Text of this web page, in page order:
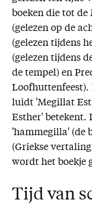
boeken die tot
(gelezen op de
(gelezen tijdens
(gelezen tijdens
de tempel) en
Loofhuttenfeest).
luidt 'Megillat
Esther' betekent.
'hammegilla' (de
(Griekse
wordt het boekje
Tijd van